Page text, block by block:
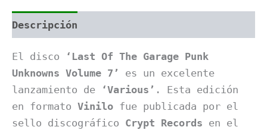
Descripción
El disco
‘Last Of The Garage Punk
Unknowns Volume 7’
es un excelente
lanzamiento de
‘Various’ . Esta edición
en formato Vinilo fue publicada por el
sello discográfico Crypt Records en el